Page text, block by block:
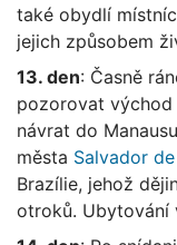
také obydlí
jejich způsobem
13. den: Časně
pozorovat východ
návrat do
města Salvador
Brazílie, jehož
otroků. Ubytování